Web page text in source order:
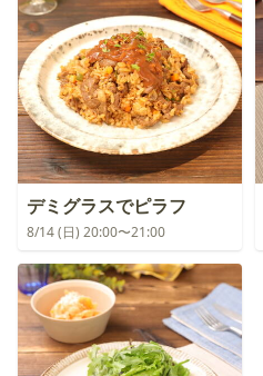
デミグラスでピラフ
8/14 (日) 20:00〜21:00